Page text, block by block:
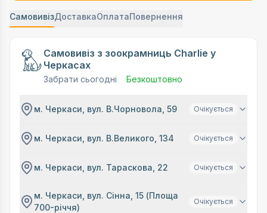
СамовивізДоставкаОплатаПовернення
Самовивіз з зоокрамниць Charlie у
Черкасах
Забрати сьогодні Безкоштовно
м. Черкаси, вул. В.Чорновола, 59 Очікується
м. Черкаси, вул. В.Великого, 134 Очікується
м. Черкаси, вул. Тараскова, 22 Очікується
м. Черкаси, вул. Сінна, 15 (Площа
700-річчя)
Очікується